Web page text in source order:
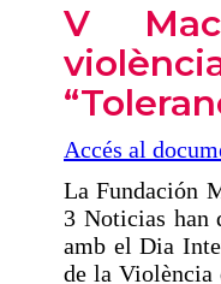
V
Accés al
La Fundación
3 Noticias han
amb el Dia
de la Violència